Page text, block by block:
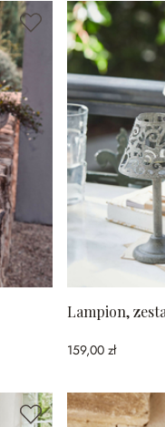
Lampion,
159,00 zł